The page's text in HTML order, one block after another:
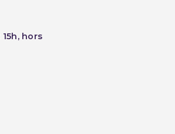
hors